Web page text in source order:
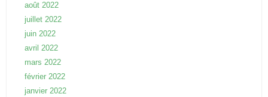
août 2022
juillet 2022
juin 2022
avril 2022
mars 2022
février 2022
janvier 2022